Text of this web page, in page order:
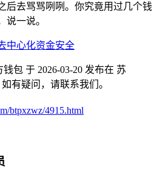
后去骂骂咧咧。你究竟用过几个钱
说一说。
中心化资金安全
包 于 2026-03-20 发布在 苏
有疑问，请联系我们。
btpxzwz/4915.html